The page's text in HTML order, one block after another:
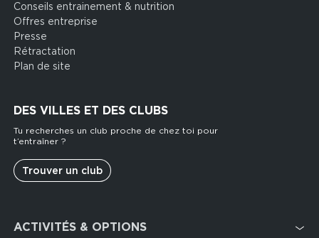
Conseils entrainement & nutrition
Offres entreprise
Presse
Rétractation
Plan de site
DES VILLES ET DES CLUBS
Tu recherches un club proche de chez toi pour
t’entraîner ?
Trouver un club
services
ACTIVITÉS & OPTIONS